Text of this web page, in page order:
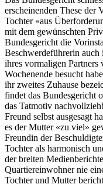
erscheinenden These der
Tochter «aus
mit dem gewünschten
Bundesgericht die
Beschwerdeführerin
ihres vormaligen Partners
Wochenende besucht
ihr zweites Zuhause
findet das Bundesgericht
das Tatmotiv
Freund selbst ausgesagt
es der Mutter «zu viel»
Freundin der
Tochter als harmonisch
der breiten
Quartiereinwohner nie
Tochter und Mutter